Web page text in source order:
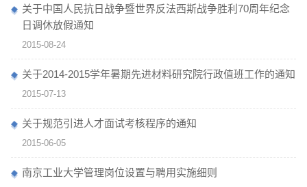
关于中国人民抗日战争暨世界反法西斯战争胜利70周年纪念
日调休放假通知
2015-08-24
关于2014-2015学年暑期先进材料研究院行政值班工作的通知
2015-07-13
关于规范引进人才面试考核程序的通知
2015-06-05
南京工业大学管理岗位设置与聘用实施细则